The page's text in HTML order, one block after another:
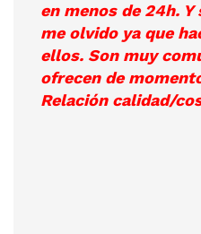
en menos de 24h.
me olvido ya que
ellos. Son muy
ofrecen de
Relación calidad/